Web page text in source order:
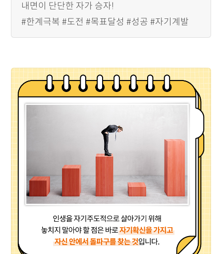
내면이 단단한 자가 승자!
#한계극복 #도전 #목표달성 #성공 #자기계발